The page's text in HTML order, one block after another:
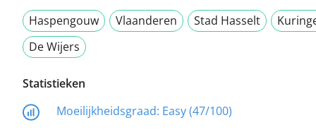
Haspengouw
Vlaanderen Stad Hasselt
De Wijers
Statistieken
Moeilijkheidsgraad: Easy (47/100)